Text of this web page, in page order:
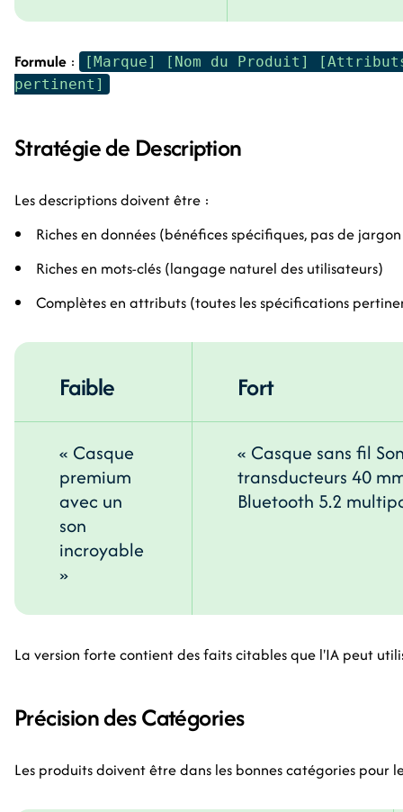
Formule :
[Marque] [Nom du Produit]
pertinent]
Stratégie de Description
Les descriptions doivent être :
Riches en données (bénéfices spécifiques, pas de
Riches en mots-clés (langage naturel des utilisateurs)
Complètes en attributs (toutes les spécifications
Faible Fort
« Casque
premium
avec un
son
incroyable
»
« Casque sans fil
transducteurs 40
Bluetooth 5.2
La version forte contient des faits citables que l'IA peut
Précision des Catégories
Les produits doivent être dans les bonnes catégories pour